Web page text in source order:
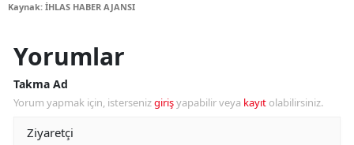
Kaynak: İHLAS HABER AJANSI
Yorumlar
Takma Ad
Yorum yapmak için, istersenizgirişyapabilir veya kayıt olabilirsiniz.